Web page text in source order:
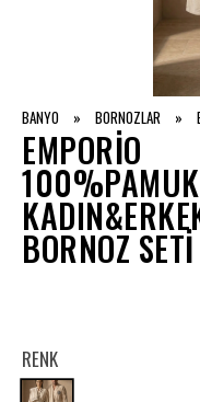
BANYO » BORNOZLAR »
EMPORIO
BORNOZ SETI
RENK